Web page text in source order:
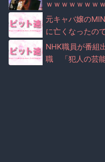
ｗｗｗｗｗｗｗ
元キャバ嬢の
に亡くなったの
あり）
NHK職員が番組
職 「犯人の芸